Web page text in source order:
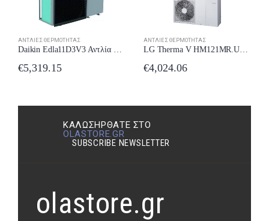
ΑΝΤΛΊΕΣ ΘΕΡΜΌΤΗΤΑΣ
Daikin Edla11D3V3 Αντλία Θερμότητας 11kW Μονοφασική Monoblock
€5,319.15
ΑΝΤΛΊΕΣ ΘΕΡΜΌΤΗΤΑΣ
LG Therma V HM121MR.U34 Αντλία Θερμότητας 12kW Μονοφασική Monoblock
€4,024.06
ΚΑΛΩΣΉΡΘΑΤΕ ΣΤΟ
OLASTORE.GR
SUBSCRIBE NEWSLETTER
olastore.gr